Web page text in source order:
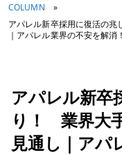
COLUMN
»
アパレル新卒採用に復活の
｜アパレル業界の不安を解消！
アパレル新卒
り！ 業界大
見通し｜アパ